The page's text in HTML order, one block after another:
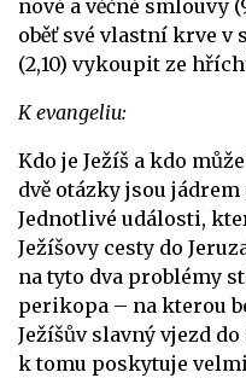
nové a věčné smlouvy
oběť své vlastní krve v
(2,10) vykoupit ze
K evangeliu:
Kdo je Ježíš a kdo
dvě otázky jsou
Jednotlivé události,
Ježíšovy cesty do
na tyto dva problémy
perikopa – na kterou
Ježíšův slavný vjezd
k tomu poskytuje